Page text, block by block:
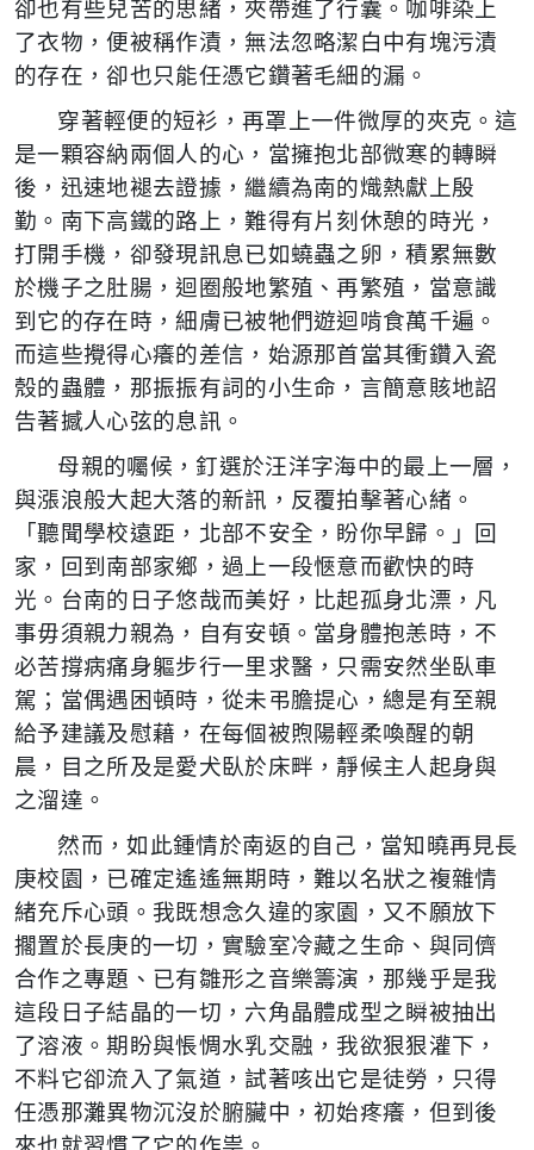
卻也有些兒苦的思緒，夾帶進了行囊。咖啡染上
了衣物，便被稱作漬，無法忽略潔白中有塊污漬
的存在，卻也只能任憑它鑽著毛細的漏。
穿著輕便的短衫，再罩上一件微厚的夾克。這
是一顆容納兩個人的心，當擁抱北部微寒的轉瞬
後，迅速地褪去證據，繼續為南的熾熱獻上殷
勤。南下高鐵的路上，難得有片刻休憩的時光，
打開手機，卻發現訊息已如蟯蟲之卵，積累無數
於機子之肚腸，迴圈般地繁殖、再繁殖，當意識
到它的存在時，細膚已被牠們遊迴啃食萬千遍。
而這些攪得心癢的差信，始源那首當其衝鑽入瓷
殼的蟲體，那振振有詞的小生命，言簡意賅地詔
告著撼人心弦的息訊。
母親的囑候，釘選於汪洋字海中的最上一層，
與漲浪般大起大落的新訊，反覆拍擊著心緒。
「聽聞學校遠距，北部不安全，盼你早歸。」回
家，回到南部家鄉，過上一段愜意而歡快的時
光。台南的日子悠哉而美好，比起孤身北漂，凡
事毋須親力親為，自有安頓。當身體抱恙時，不
必苦撐病痛身軀步行一里求醫，只需安然坐臥車
駕；當偶遇困頓時，從未弔膽提心，總是有至親
給予建議及慰藉，在每個被煦陽輕柔喚醒的朝
晨，目之所及是愛犬臥於床畔，靜候主人起身與
之溜達。
然而，如此鍾情於南返的自己，當知曉再見長
庚校園，已確定遙遙無期時，難以名狀之複雜情
緒充斥心頭。我既想念久違的家園，又不願放下
擱置於長庚的一切，實驗室冷藏之生命、與同儕
合作之專題、已有雛形之音樂籌演，那幾乎是我
這段日子結晶的一切，六角晶體成型之瞬被抽出
了溶液。期盼與悵惆水乳交融，我欲狠狠灌下，
不料它卻流入了氣道，試著咳出它是徒勞，只得
任憑那灘異物沉沒於腑臟中，初始疼癢，但到後